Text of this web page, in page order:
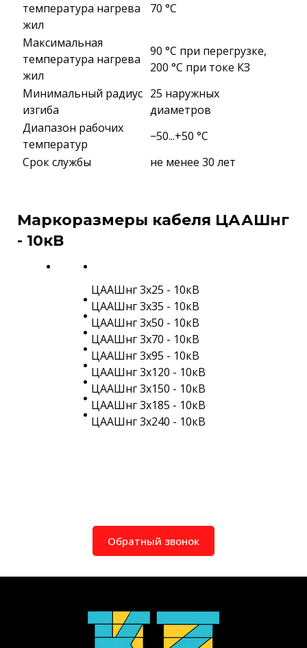
температура нагрева
жил
70 °C
Максимальная
температура нагрева
жил
90 °C при перегрузке,
200 °C при токе КЗ
Минимальный радиус
изгиба
25 наружных
диаметров
Диапазон рабочих
температур
−50...+50 °C
Срок службы
не менее 30 лет
Маркоразмеры кабеля ЦААШнг
- 10кВ
ЦААШнг 3х25 - 10кВ
ЦААШнг 3х35 - 10кВ
ЦААШнг 3х50 - 10кВ
ЦААШнг 3х70 - 10кВ
ЦААШнг 3х95 - 10кВ
ЦААШнг 3х120 - 10кВ
ЦААШнг 3х150 - 10кВ
ЦААШнг 3х185 - 10кВ
ЦААШнг 3х240 - 10кВ
Обратный звонок